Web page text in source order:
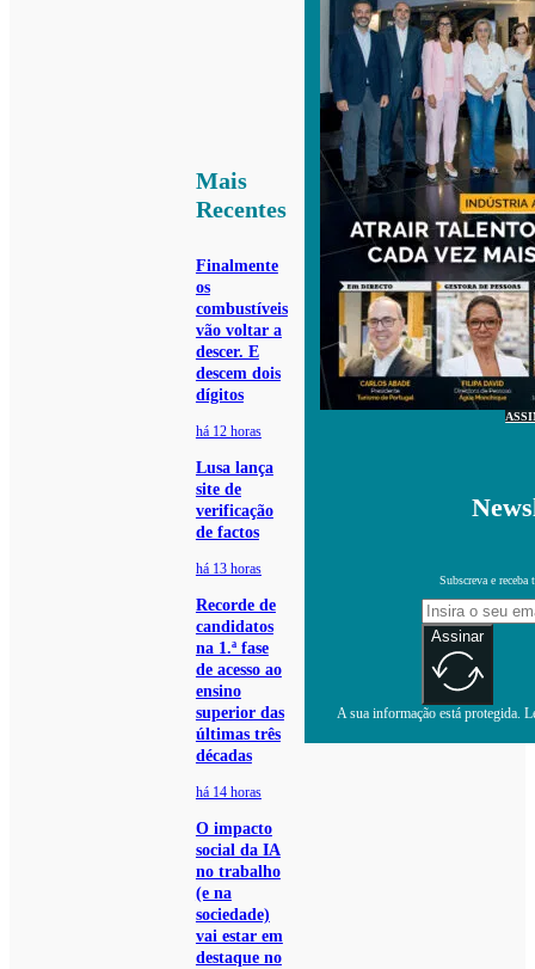
Mais
Recentes
Finalmente
os
combustíveis
vão voltar a
descer. E
descem dois
dígitos
há 12 horas
Lusa lança
site de
verificação
de factos
há 13 horas
Recorde de
candidatos
na 1.ª fase
de acesso ao
ensino
superior das
últimas três
décadas
há 14 horas
O impacto
social da IA
no trabalho
(e na
sociedade)
vai estar em
destaque no
Subscreva e receba
Assinar
A sua informação está protegida.